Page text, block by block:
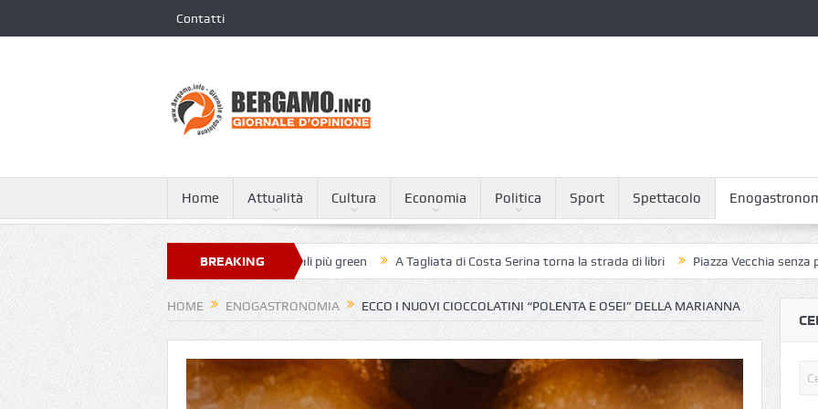
Contatti
Home Attualità Cultura Economia Politica Sport Spettacolo
BREAKING
NEWS
Giovanni XXIII nella classifica dei 250 ospedali più green A Tagliata di Costa Serina torna la strada di libri Piazza Vecchia senza piccioni:
HOME ENOGASTRONOMIA ECCO I NUOVI CIOCCOLATINI “POLENTA E OSEI” DELLA MARIANNA